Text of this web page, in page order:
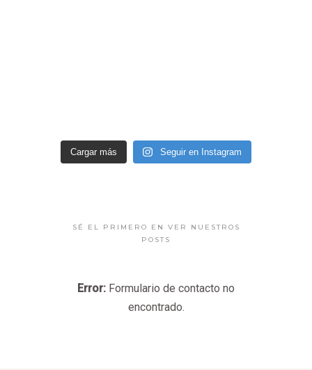
Cargar más Seguir en Instagram
SÉ EL PRIMERO EN VER NUESTROS
POSTS
Error: Formulario de contacto no
encontrado.